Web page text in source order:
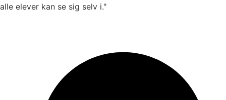
alle elever kan se sig selv i."